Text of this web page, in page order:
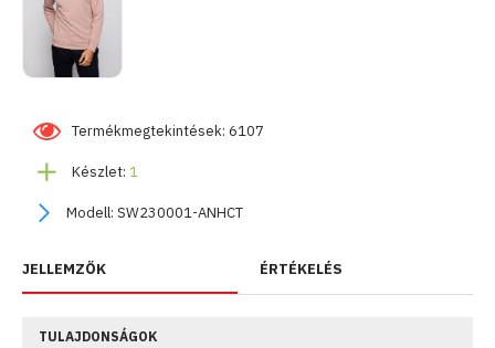
Készlet: 1
Modell: SW230001-ANHCT
Termékmegtekintések: 6107
JELLEMZŐK ÉRTÉKELÉS
TULAJDONSÁGOK